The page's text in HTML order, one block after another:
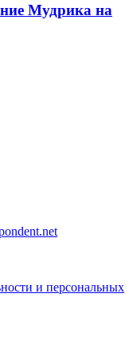
Мудрика на
и персональных